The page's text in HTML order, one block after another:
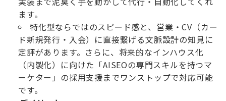
ます。
特化型ならではのスピード感と、営業・CV（カー
ド新規発行・入会）に直接繋げる文脈設計の知見に
定評があります。さらに、将来的なインハウス化
（内製化）に向けた「AISEOの専門スキルを持つマ
ーケター」の採用支援までワンストップで対応可能
です。